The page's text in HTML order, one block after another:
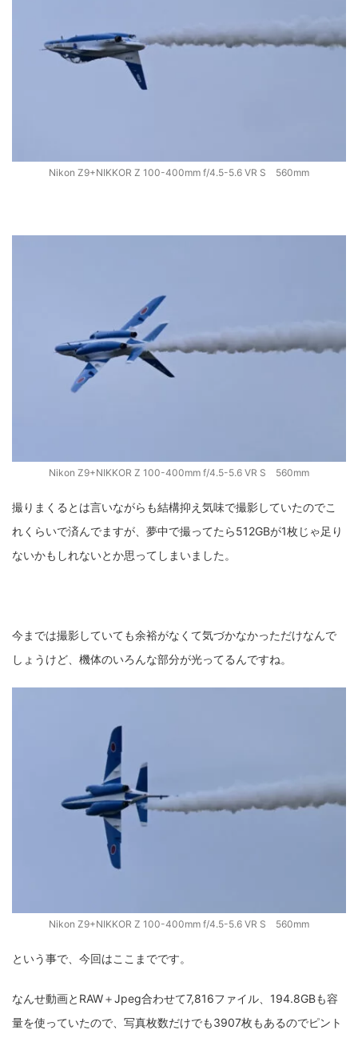
Nikon Z9+NIKKOR Z 100-400mm f/4.5-5.6 VR S 560mm
Nikon Z9+NIKKOR Z 100-400mm f/4.5-5.6 VR S 560mm
撮りまくるとは言いながらも結構抑え気味で撮影していたのでこ
れくらいで済んでますが、夢中で撮ってたら512GBが1枚じゃ足り
ないかもしれないとか思ってしまいました。
今までは撮影していても余裕がなくて気づかなかっただけなんで
しょうけど、機体のいろんな部分が光ってるんですね。
Nikon Z9+NIKKOR Z 100-400mm f/4.5-5.6 VR S 560mm
という事で、今回はここまでです。
なんせ動画とRAW＋Jpeg合わせて7,816ファイル、194.8GBも容
量を使っていたので、写真枚数だけでも3907枚もあるのでピント